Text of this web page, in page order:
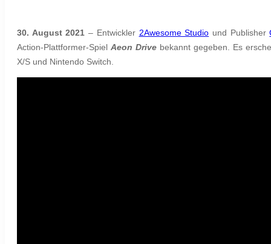
30. August 2021 – Entwickler 2Awesome Studio und Publisher
Action-Plattformer-Spiel Aeon Drive bekannt gegeben. Es
X/S und Nintendo Switch.